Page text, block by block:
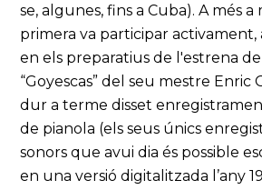
se, algunes, fins a Cuba). A més a
primera va participar activament,
en els preparatius de l'estrena
“Goyescas” del seu mestre Enric
dur a terme disset
de pianola (els seus únics
sonors que avui dia és possible
en una versió digitalitzada l’any